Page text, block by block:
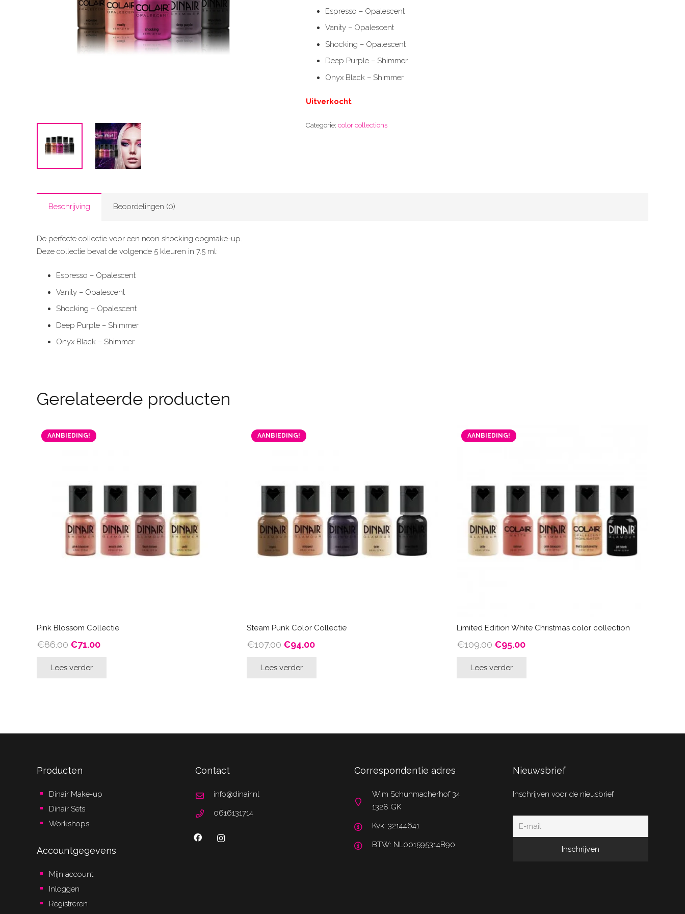
Espresso – Opalescent
Vanity – Opalescent
Shocking – Opalescent
Deep Purple – Shimmer
Onyx Black – Shimmer
Uitverkocht
Categorie: color collections
Beschrijving Beoordelingen (0)
De perfecte collectie voor een neon shocking oogmake-up.
Deze collectie bevat de volgende 5 kleuren in 7.5 ml:
Espresso – Opalescent
Vanity – Opalescent
Shocking – Opalescent
Deep Purple – Shimmer
Onyx Black – Shimmer
Gerelateerde producten
AANBIEDING!
Pink Blossom Collectie
€86.00Oorspronkelijke
was:
€71.00Huidige
Lees verder
AANBIEDING!
Steam Punk Color Collectie
€107.00Oorspronkelijke
was:
€94.00Huidige
Lees verder
AANBIEDING!
Limited Edition White Christmas color collection
€109.00Oorspronkelijke
was:
€95.00Huidige
Lees verder
Producten
Dinair Make-up
Dinair Sets
Workshops
Accountgegevens
Mijn account
Inloggen
Registreren
Contact
info@dinair.nl
0616131714
Correspondentie adres
Wim Schuhmacherhof 34
1328 GK
Kvk: 32144641
BTW: NL001595314B90
Nieuwsbrief
Inschrijven voor de nieusbrief